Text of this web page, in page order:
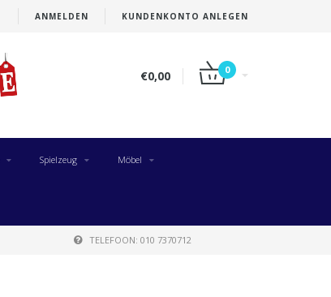
ANMELDEN KUNDENKONTO ANLEGEN
€0,00 0
Spielzeug Möbel
TELEFOON: 010 7370712